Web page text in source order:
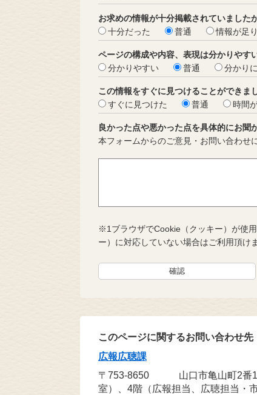
お求めの情報が十分掲載されていました
十分だった
普通 情報が足
ページの構成や内容、表現は分かりやす
分かりやすい
普通 分かり
この情報をすぐに見つけることができま
すぐに見つけた
普通 時間
良かった点や悪かった点を具体的にお聞
本フォームからのご意見・お問い合わせ
※1ブラウザでCookie（クッキー）が使
ー）に対応していない場合はご利用頂け
このページに関するお問い合わせ先
広報広聴課
〒753-8650
山口市亀山町2
室）、4階（広報担当、広聴担当・